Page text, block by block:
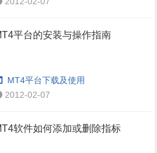
平台的安装与操作指南
MT4平台下载及使用
2012-02-07
软件如何添加或删除指标